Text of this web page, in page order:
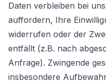
Daten verbleiben bei
auffordern, Ihre
widerrufen oder der
entfällt (z.B. nach
Anfrage). Zwingende
insbesondere